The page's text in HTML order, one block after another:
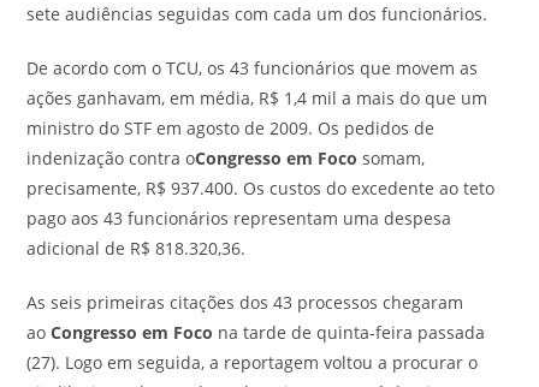
sete audiências seguidas com cada um dos funcionários.
De acordo com o TCU, os 43 funcionários que movem as
ações ganhavam, em média, R$ 1,4 mil a mais do que um
ministro do STF em agosto de 2009. Os pedidos de
indenização contra oCongresso em Focosomam,
precisamente, R$ 937.400. Os custos do excedente ao teto
pago aos 43 funcionários representam uma despesa
adicional de R$ 818.320,36.
As seis primeiras citações dos 43 processos chegaram
aoCongresso em Foco na tarde de quinta-feira passada
(27). Logo em seguida, a reportagem voltou a procurar o